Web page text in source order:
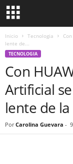
Inicio Tecnologia
lente de...
TECNOLOGIA
Con
Artificial
lente de
Por Carolina Guevara -